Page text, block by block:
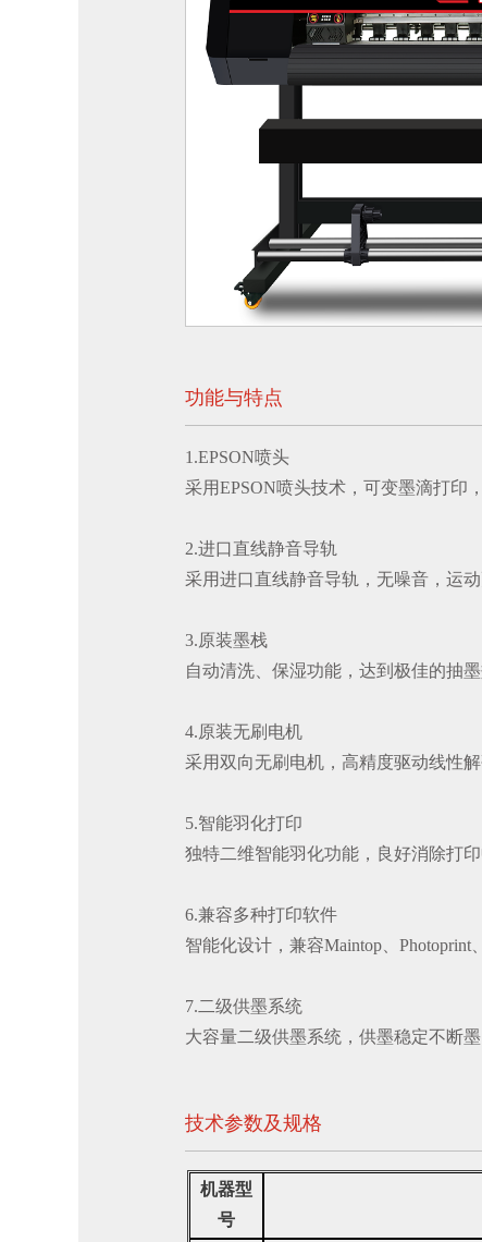
功能与特点
1.EPSON喷头
采用EPSON喷头技术，可变墨滴打印
2.进口直线静音导轨
采用进口直线静音导轨，无噪音，运动
3.原装墨栈
自动清洗、保湿功能，达到极佳的抽墨
4.原装无刷电机
采用双向无刷电机，高精度驱动线性
5.智能羽化打印
独特二维智能羽化功能，良好消除打
6.兼容多种打印软件
智能化设计，兼容Maintop、
7.二级供墨系统
大容量二级供墨系统，供墨稳定不断
技术参数及规格
机器型
号